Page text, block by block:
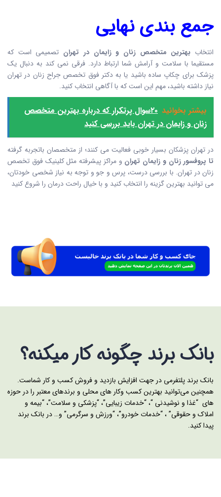
جمع بندی نهایی
انتخاب بهترین متخصص زنان و زایمان در تهران تصمیمی است که
مستقیما با سلامت و آرامش شما ارتباط دارد. فرقی نمی کند به دنبال یک
پزشک برای چکاپ ساده باشید یا به دکتر فوق تخصص جراح زنان در تهران
نیاز داشته باشید، مهم این است که با آگاهی انتخاب کنید.
بیشتر بخوانید
۲۰سوال پرتکرار که درباره بهترین متخصص
زنان و زایمان در تهران باید بررسی کنید
در تهران پزشکان بسیار خوبی فعالیت می کنند؛ از متخصصان باتجربه گرفته
تا پروفسور زنان و زایمان تهران و مراکز پیشرفته مثل کلینیک فوق تخصص
زنان در تهران. با بررسی درست، پرس و جو و توجه به نیاز شخصی خودتان،
می توانید بهترین گزینه را انتخاب کنید و با خیال راحت درمان را شروع کنید
بانک برند چگونه کار میکنه؟
بانک برند پلتفرمی در جهت افزایش بازدید و فروش کسب و کار شماست.
همچنین می‌توانید بهترین کسب وکار های محلی و برندهای معتبر را در حوزه
های “غذا و نوشیدنی “، “خدمات زیبایی”، “پزشکی و سلامت”، “بیمه و
املاک و حقوقی” ، “خدمات خودرو”، “ورزش و سرگرمی” و… در بانک برند
پیدا کنید.